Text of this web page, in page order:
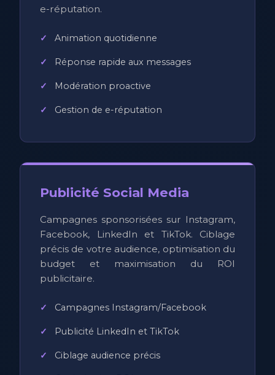
e-réputation.
Animation quotidienne
Réponse rapide aux messages
Modération proactive
Gestion de e-réputation
Publicité Social Media
Campagnes sponsorisées sur Instagram,
Facebook, LinkedIn et TikTok. Ciblage
précis de votre audience, optimisation du
budget et maximisation du ROI
publicitaire.
Campagnes Instagram/Facebook
Publicité LinkedIn et TikTok
Ciblage audience précis